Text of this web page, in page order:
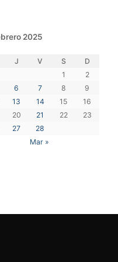
2025
J V S D
Mar »
1
2
6 7 8
9
13 14 15
16
20 21 22
23
27 28